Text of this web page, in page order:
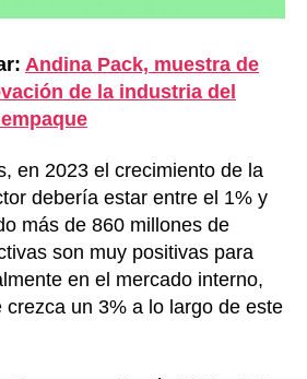
Andina Pack, muestra de
de la industria del
en 2023 el crecimiento de la
debería estar entre el 1% y
más de 860 millones de
son muy positivas para
en el mercado interno,
crezca un 3% a lo largo de este